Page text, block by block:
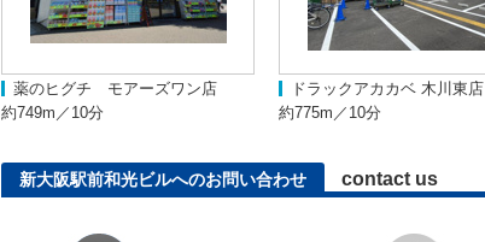
薬のヒグチ モアーズワン店
約749m／10分
ドラックアカカベ 木川東店
約775m／10分
新大阪駅前和光ビルへのお問い合わせ contact us